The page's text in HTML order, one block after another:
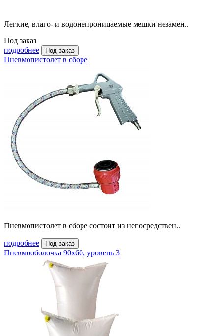
Легкие, влаго- и водонепроницаемые мешки незамен..
Под заказ
подробнее
Под заказ
Пневмопистолет в сборе
Пневмопистолет в сборе состоит из непосредствен..
подробнее Под заказ
Пневмооболочка 90х60, уровень 3